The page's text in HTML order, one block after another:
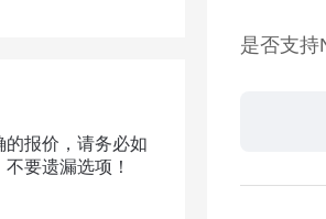
的报价，请务必如
要遗漏选项！
是否支